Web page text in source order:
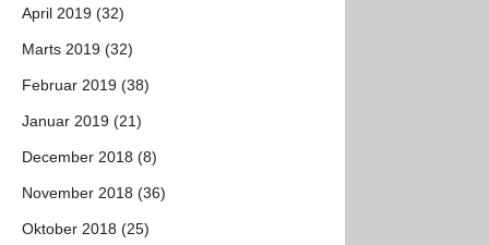
April 2019 (32)
Marts 2019 (32)
Februar 2019 (38)
Januar 2019 (21)
December 2018 (8)
November 2018 (36)
Oktober 2018 (25)